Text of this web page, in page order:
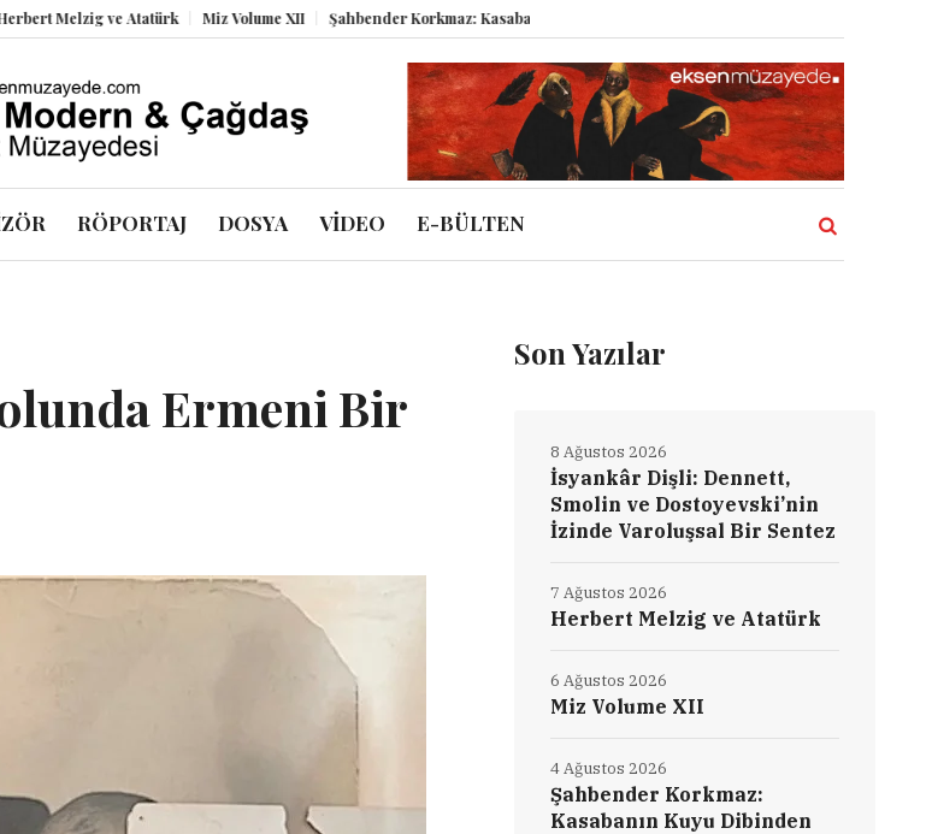
ve Atatürk Miz Volume XII Şahbender Korkmaz: Kasabanın Kuyu Dibinden Dünyaya Bakmak!
RÖPORTAJ DOSYA VİDEO E-BÜLTEN
Ermeni Bir
Son Yazılar
İsyankâr Dişli: Dennett,
Smolin ve Dostoyevski’nin
İzinde Varoluşsal Bir Sentez
8 Ağustos 2026
Herbert Melzig ve Atatürk
7 Ağustos 2026
Miz Volume XII
6 Ağustos 2026
Şahbender Korkmaz:
Kasabanın Kuyu Dibinden
4 Ağustos 2026